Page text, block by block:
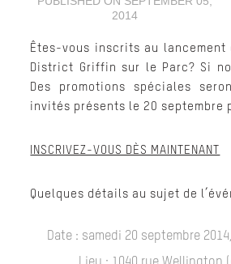
2014
Êtes-vous inscrits au lancement
District Griffin sur le Parc? Si
Des promotions spéciales
invités présents le 20 septembre
INSCRIVEZ-VOUS DÈS MAINTENANT
Quelques détails au sujet de
Date : samedi 20 septembre 2014,